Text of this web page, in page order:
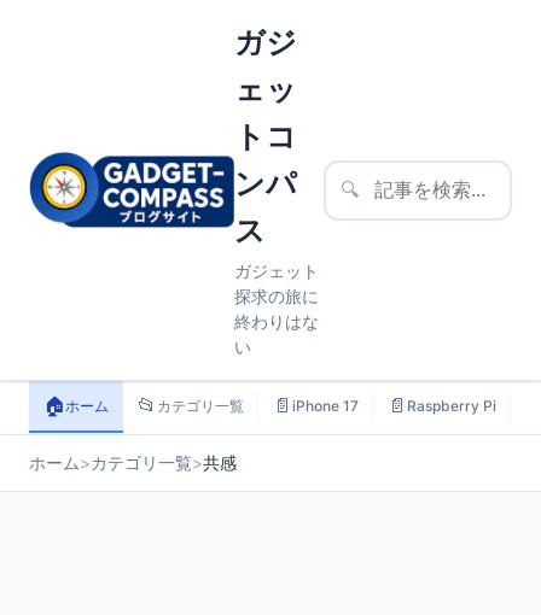
ガジ
ェッ
トコ
ンパ
ス
ガジェット
探求の旅に
終わりはな
い
🔍
🏠ホーム 📂 カテゴリ一覧 📄 iPhone 17 📄 Raspberry Pi
ホーム>カテゴリ一覧>共感